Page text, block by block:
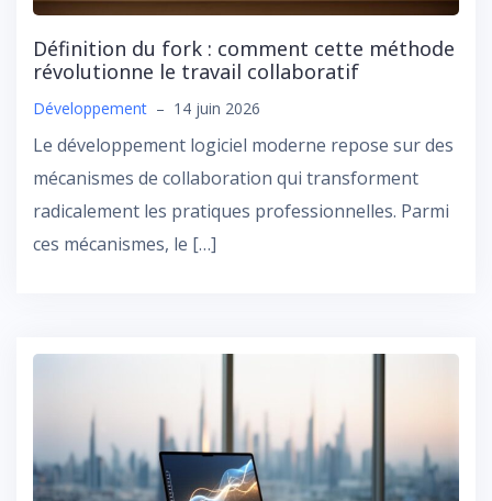
Définition du fork : comment cette méthode
révolutionne le travail collaboratif
Développement – 14 juin 2026
Le développement logiciel moderne repose sur des
mécanismes de collaboration qui transforment
radicalement les pratiques professionnelles. Parmi
ces mécanismes, le […]